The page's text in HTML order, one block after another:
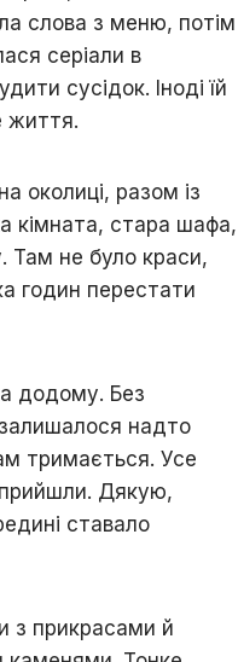
слова з меню, потім
серіали в
сусідок. Іноді їй
життя.
околиці, разом із
кімната, стара шафа,
Там не було краси,
годин перестати
додому. Без
залишалося надто
тримається. Усе
прийшли. Дякую,
ставало
з прикрасами й